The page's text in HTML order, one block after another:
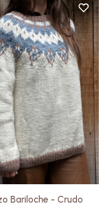
en pura lana Merino por
uruguayas, el Buzo
combina abrigo
y diseño atemporal.
textura suave y su calce
lo convierten en un
cómodo para todos
especial para cuando el
detalle importa.
Bariloche - Crudo